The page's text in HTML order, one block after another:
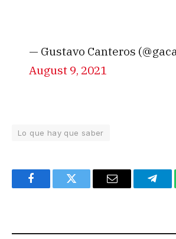
— Gustavo Canteros
August 9, 2021
Lo que hay que saber
FacebookTwitter Email